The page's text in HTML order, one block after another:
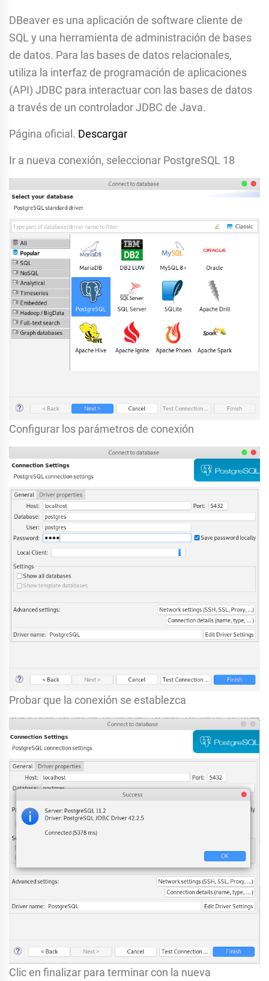
DBeaver es una aplicación de software cliente de
SQL y una herramienta de administración de bases
de datos. Para las bases de datos relacionales,
utiliza la interfaz de programación de aplicaciones
(API) JDBC para interactuar con las bases de datos
a través de un controlador JDBC de Java.
Página oficial. Descargar
Ir a nueva conexión, seleccionar PostgreSQL 18
Configurar los parámetros de conexión
Probar que la conexión se establezca
Clic en finalizar para terminar con la nueva